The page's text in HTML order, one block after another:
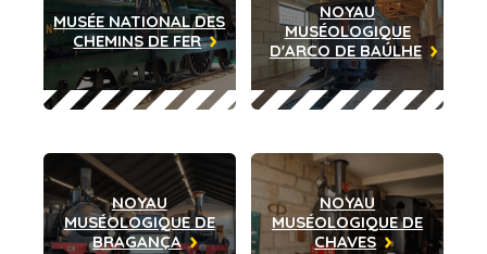
MUSÉE NATIONAL DES
CHEMINS DE FER
NOYAU
MUSÉOLOGIQUE
D'ARCO DE BAÚLHE
NOYAU
MUSÉOLOGIQUE DE
BRAGANÇA
NOYAU
MUSÉOLOGIQUE DE
CHAVES